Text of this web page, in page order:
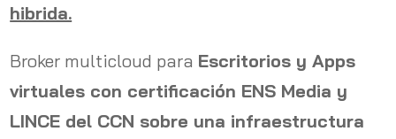
hibrida.
Broker multicloud para Escritorios y Apps
virtuales con certificación ENS Media y
LINCE del CCN sobre una infraestructura